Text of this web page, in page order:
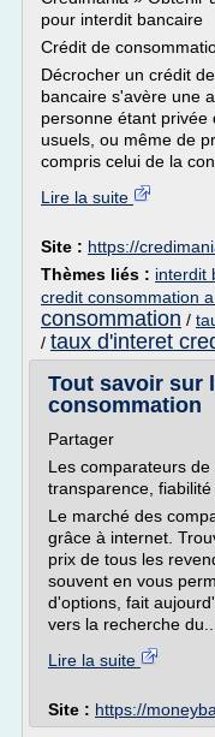
pour interdit bancaire
Crédit de
Décrocher un crédit
bancaire s'avère une
personne étant privée
usuels, ou même de
compris celui de la
Lire la suite
Site : https://
Thèmes liés : interdit
credit consommation
consommation /
/ taux d'interet
Tout savoir sur
consommation
Partager
Les comparateurs
transparence,
Le marché des
grâce à internet.
prix de tous les
souvent en vous
d'options, fait
vers la recherche du...
Lire la suite
Site : https://